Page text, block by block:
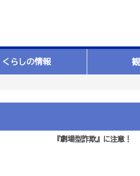
くらしの情報
『劇場型詐欺』に注意！